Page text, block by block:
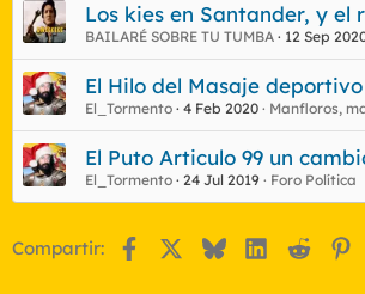
Los kies en Santander, y el
BAILARÉ SOBRE TU TUMBA 12 Sep
El Hilo del Masaje
El_Tormento 4 Feb 2020 Manfloros,
El Puto Articulo 99 un
El_Tormento 24 Jul 2019 Foro Política
Compartir: FacebookBlueskyLinkedIn
Reddit